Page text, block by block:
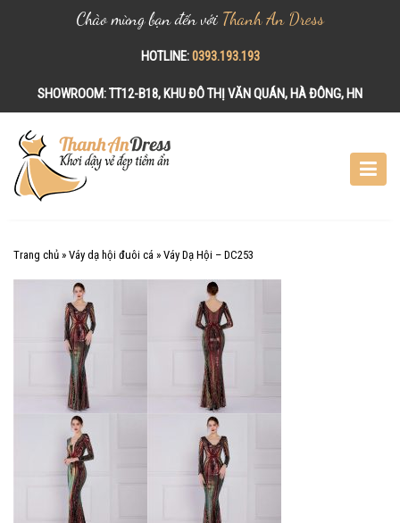
Chào mừng bạn đến với Thanh An Dress
HOTLINE:0393.193.193
SHOWROOM:TT12-B18, KHU ĐÔ THỊ VĂN QUÁN, HÀ ĐÔNG, HN
Trang chủ » Váy dạ hội đuôi cá » Váy Dạ Hội – DC253